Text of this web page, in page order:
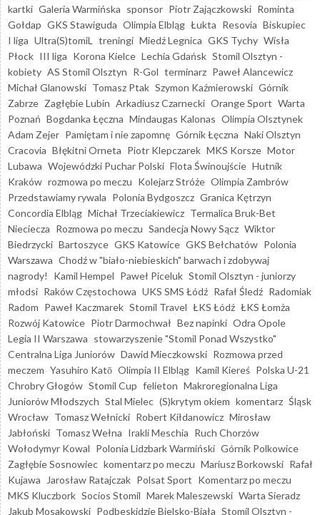
kartki Galeria Warmińska sponsor Piotr Zajączkowski Rominta
Gołdap GKS Stawiguda Olimpia Elbląg Łukta Resovia Biskupiec
I liga Ultra(S)tomiL treningi Miedź Legnica GKS Tychy Wisła
Płock III liga Korona Kielce Lechia Gdańsk Stomil Olsztyn -
kobiety AS Stomil Olsztyn R-Gol terminarz Paweł Alancewicz
Michał Glanowski Tomasz Ptak Szymon Kaźmierowski Górnik
Zabrze Zagłębie Lubin Arkadiusz Czarnecki Orange Sport Warta
Poznań Bogdanka Łęczna Mindaugas Kalonas Olimpia Olsztynek
Adam Zejer Pamiętam i nie zapomnę Górnik Łęczna Naki Olsztyn
Cracovia Błękitni Orneta Piotr Klepczarek MKS Korsze Motor
Lubawa Wojewódzki Puchar Polski Flota Świnoujście Hutnik
Kraków rozmowa po meczu Kolejarz Stróże Olimpia Zambrów
Przedstawiamy rywala Polonia Bydgoszcz Granica Kętrzyn
Concordia Elbląg Michał Trzeciakiewicz Termalica Bruk-Bet
Nieciecza Rozmowa po meczu Sandecja Nowy Sącz Wiktor
Biedrzycki Bartoszyce GKS Katowice GKS Bełchatów Polonia
Warszawa Chodź w "biało-niebieskich" barwach i zdobywaj
nagrody!
Kamil Hempel Paweł Piceluk Stomil Olsztyn - juniorzy
młodsi Raków Częstochowa UKS SMS Łódź Rafał Śledź Radomiak
Radom Paweł Kaczmarek Stomil Travel ŁKS Łódź ŁKS Łomża
Rozwój Katowice Piotr Darmochwał Bez napinki Odra Opole
Legia II Warszawa stowarzyszenie "Stomil Ponad Wszystko"
Centralna Liga Juniorów Dawid Mieczkowski Rozmowa przed
meczem Yasuhiro Katō Olimpia II Elbląg Kamil Kiereś Polska U-21
Chrobry Głogów Stomil Cup felieton Makroregionalna Liga
Juniorów Młodszych Stal Mielec (S)krytym okiem komentarz Śląsk
Wrocław Tomasz Wełnicki Robert Kiłdanowicz Mirosław
Jabłoński Tomasz Wełna Irakli Meschia Ruch Chorzów
Wołodymyr Kowal Polonia Lidzbark Warmiński Górnik Polkowice
Zagłębie Sosnowiec komentarz po meczu Mariusz Borkowski Rafał
Kujawa
Jarosław Ratajczak Polsat Sport Komentarz po meczu
MKS Kluczbork Socios Stomil Marek Maleszewski Warta Sieradz
Jakub Mosakowski Podbeskidzie Bielsko-Biała Stomil Olsztyn -